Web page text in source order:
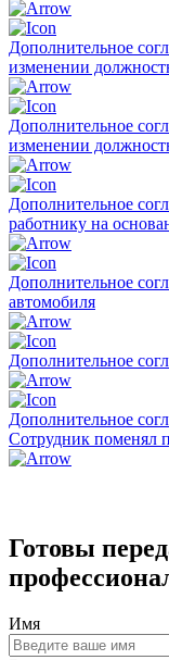
Дополнительное
изменении
Дополнительное
изменении
Дополнительное
работнику на
Дополнительное
автомобиля
Дополнительное
Дополнительное
Сотрудник поменял
Готовы
Имя